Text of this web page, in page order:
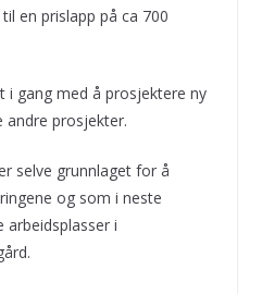
en prislapp på ca 700
i gang med å prosjektere ny
andre prosjekter.
selve grunnlaget for å
og som i neste
arbeidsplasser i